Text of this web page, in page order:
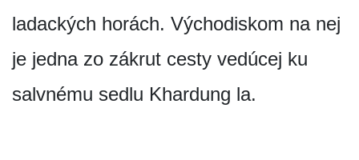
ladackých horách. Východiskom na nej
je jedna zo zákrut cesty vedúcej ku
salvnému sedlu Khardung la.